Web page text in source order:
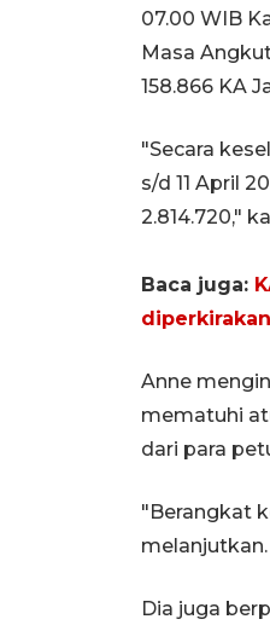
07.00 WIB
Masa
158.866 KA
"Secara
s/d 11 April
2.814.720,"
Baca juga:
Anne
mematuhi
dari para
"Berangkat
melanjutkan.
Dia juga